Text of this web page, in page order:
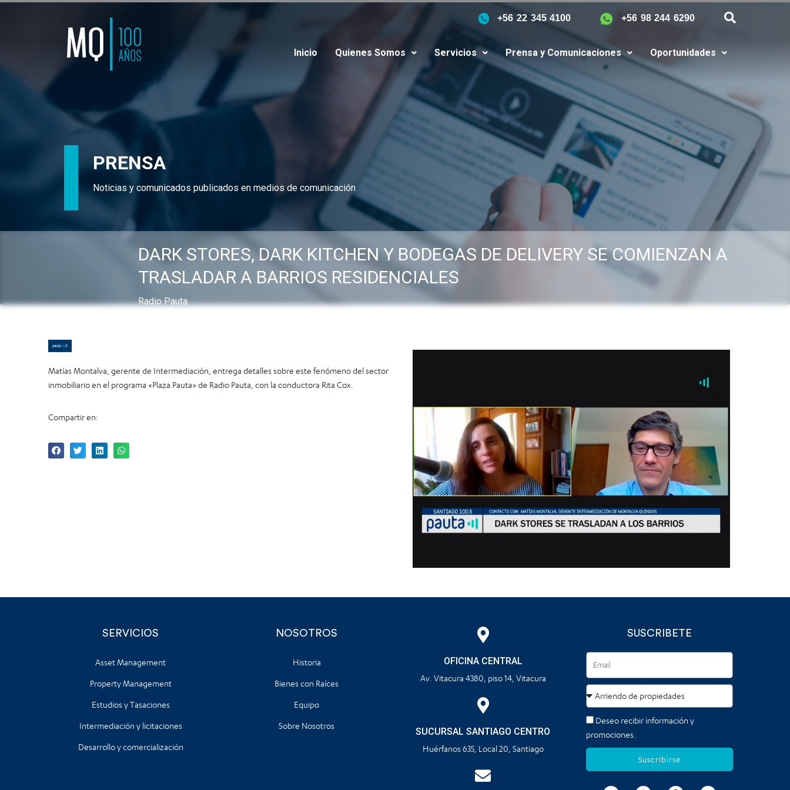
+56 22 345 4100 +56 98 244 6290
Inicio Quienes Somos Servicios Prensa y Comunicaciones Oportunidades
PRENSA
Noticias y comunicados publicados en medios de comunicación
DARK STORES, DARK KITCHEN Y BODEGAS DE DELIVERY SE COMIENZAN A
TRASLADAR A BARRIOS RESIDENCIALES
Radio Pauta
Matías Montalva, gerente de Intermediación, entrega detalles sobre este fenómeno del sector
inmobiliario en el programa «Plaza Pauta» de Radio Pauta, con la conductora Rita Cox.
Compartir en:
SERVICIOS
Asset Management
Property Management
Estudios y Tasaciones
Intermediación y licitaciones
Desarrollo y comercialización
NOSOTROS
Historia
Bienes con Raíces
Equipo
Sobre Nosotros
OFICINA CENTRAL
Av. Vitacura 4380, piso 14, Vitacura
SUCURSAL SANTIAGO CENTRO
Huérfanos 635, Local 20, Santiago
SUSCRIBETE
Deseo recibir información y
promociones.
Suscribirse